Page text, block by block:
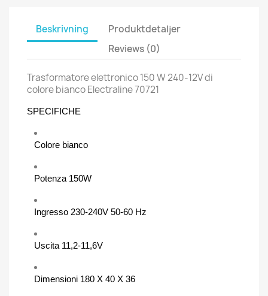
Beskrivning
Produktdetaljer
Reviews (0)
Trasformatore elettronico 150 W 240-12V di
colore bianco Electraline 70721
SPECIFICHE
Colore bianco
Potenza 150W
Ingresso 230-240V 50-60 Hz
Uscita 11,2-11,6V
Dimensioni 180 X 40 X 36